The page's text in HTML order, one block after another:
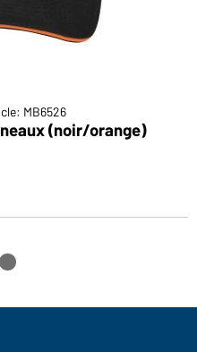
MB6526
(noir/orange)